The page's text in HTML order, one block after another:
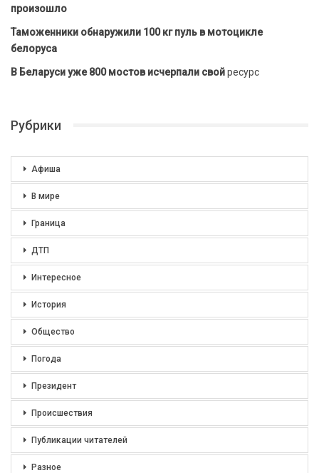
произошло
Таможенники обнаружили 100 кг пуль в мотоцикле
белоруса
В Беларуси уже 800 мостов исчерпали свойресурс
Рубрики
Афиша
В мире
Граница
ДТП
Интересное
История
Общество
Погода
Президент
Происшествия
Публикации читателей
Разное